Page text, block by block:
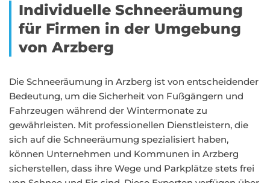
Individuelle Schneeräumung
für Firmen in der Umgebung
von Arzberg
Die Schneeräumung in Arzberg ist von entscheidender
Bedeutung, um die Sicherheit von Fußgängern und
Fahrzeugen während der Wintermonate zu
gewährleisten. Mit professionellen Dienstleistern, die
sich auf die Schneeräumung spezialisiert haben,
können Unternehmen und Kommunen in Arzberg
sicherstellen, dass ihre Wege und Parkplätze stets frei